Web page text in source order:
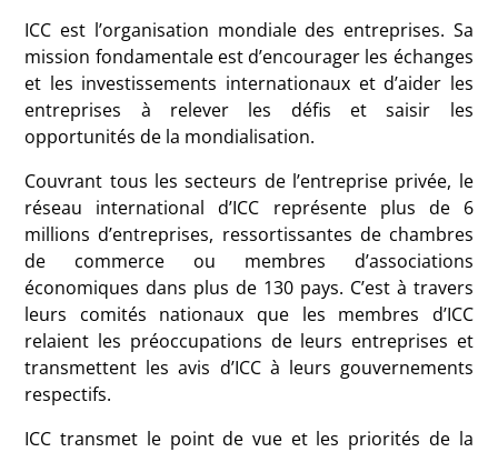
ICC est l’organisation mondiale des entreprises. Sa
mission fondamentale est d’encourager les échanges
et les investissements internationaux et d’aider les
entreprises à relever les défis et saisir les
opportunités de la mondialisation.
Couvrant tous les secteurs de l’entreprise privée, le
réseau international d’ICC représente plus de 6
millions d’entreprises, ressortissantes de chambres
de commerce ou membres d’associations
économiques dans plus de 130 pays. C’est à travers
leurs comités nationaux que les membres d’ICC
relaient les préoccupations de leurs entreprises et
transmettent les avis d’ICC à leurs gouvernements
respectifs.
ICC transmet le point de vue et les priorités de la